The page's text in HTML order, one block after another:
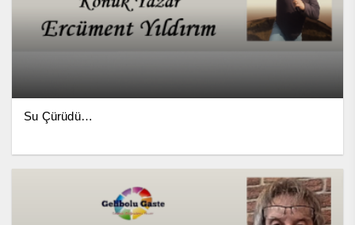
Su Çürüdü…